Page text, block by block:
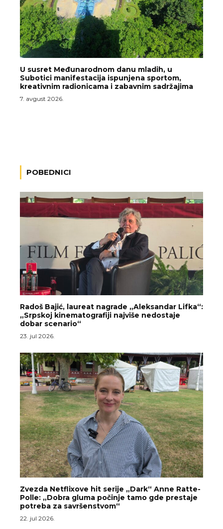
U susret Međunarodnom danu mladih, u
Subotici manifestacija ispunjena sportom,
kreativnim radionicama i zabavnim sadržajima
7. avgust 2026.
POBEDNICI
Radoš Bajić, laureat nagrade „Aleksandar Lifka“:
„Srpskoj kinematografiji najviše nedostaje
dobar scenario“
23. jul 2026.
Zvezda Netflixove hit serije „Dark“ Anne Ratte-
Polle: „Dobra gluma počinje tamo gde prestaje
potreba za savršenstvom“
22. jul 2026.